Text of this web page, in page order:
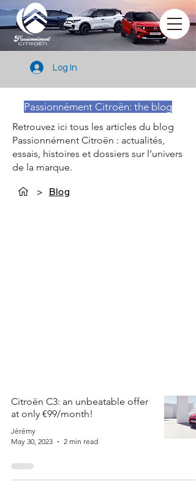
Log In
Passionnément Citroën: the blog
Retrouvez ici tous les articles du blog
Passionnément Citroën : actualités,
essais, histoires et dossiers sur l’univers
de la marque.
> Blog
Citroën C3: an unbeatable offer
at only €99/month!
Jérémy
May 30, 2023
2 min read